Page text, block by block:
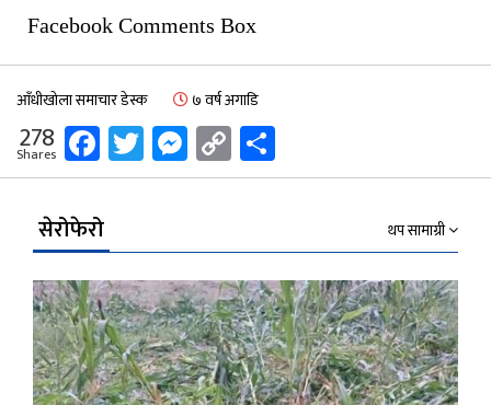
Facebook Comments Box
आँधीखोला समाचार डेस्क ७ वर्ष अगाडि
278
Shares Facebook
Twitter
Messenger
Copy
Link
सेरोफेरो थप सामाग्री